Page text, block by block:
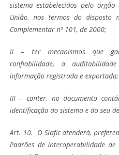
sistema estabelecidos pelo
União, nos termos do
Complementar nº 101, de 2000;
II – ter mecanismos que
confiabilidade, a
informação registrada e
III – conter, no documento
identificação do sistema e do seu
Art. 10. O Siafic atenderá,
Padrões de Interoperabilidade de